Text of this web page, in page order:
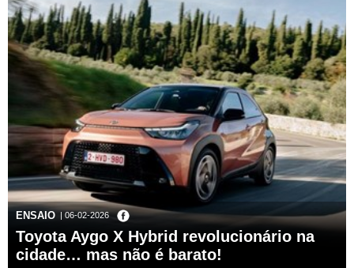
ENSAIO | 06-02-2026
Toyota Aygo X Hybrid revolucionário na
cidade… mas não é barato!